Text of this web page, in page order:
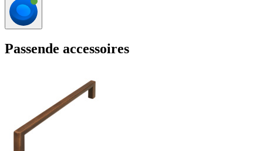
Passende accessoires